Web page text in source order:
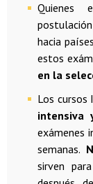
Quienes
hacia
estos
en la
Los cursos
intensiva
exámenes
semanas.
sirven